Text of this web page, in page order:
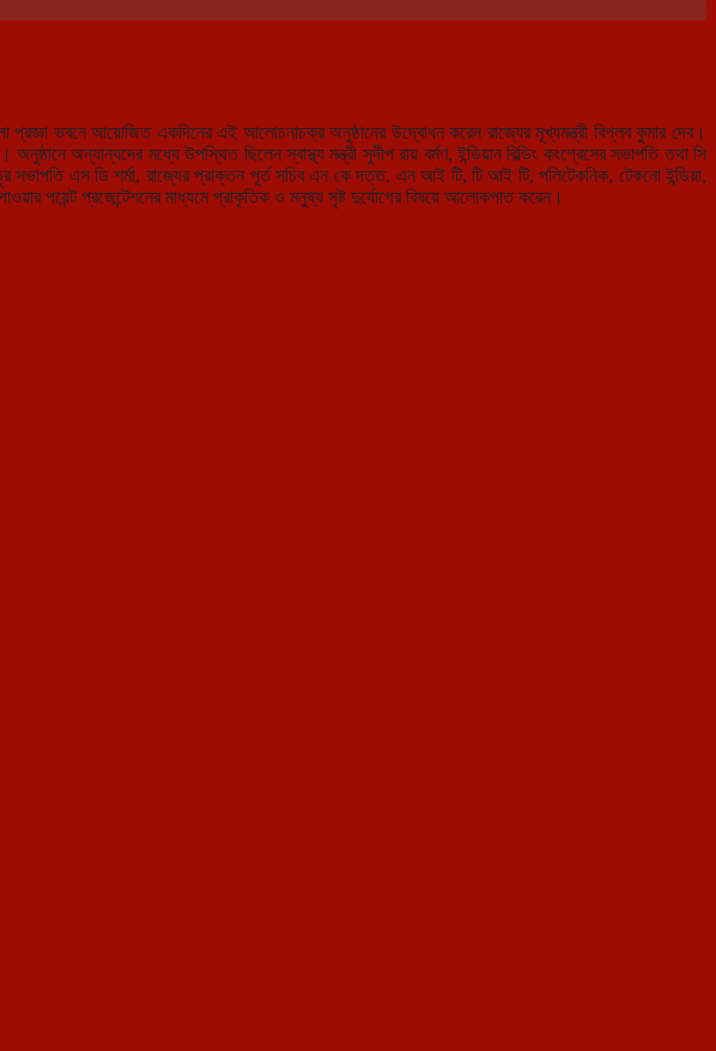
ভবনে আয়োজিত একদিনের এই আলোচনাচক্র অনুষ্ঠানের উদ্বোধন করেন রাজ্যের মূখ্যমন্ত্রী বিপ্লব কুমার দেব।
অন্যান্যদের মধ্যে উপস্থিত ছিলেন স্বাস্থ্য মন্ত্রী সুদীপ রায় বর্মণ, ইন্ডিয়ান বিল্ডিং কংগ্রেসের সভাপতি তথা সি
সভাপতি এস ডি শর্মা, রাজ্যের প্রাক্তন পূর্ত সচিব এন কে দত্ত, এন আই টি, টি আই টি, পলিটেকনিক, টেকনো ইন্ডিয়া,
পয়েন্ট প্রজেন্টেশনের মাধ্যমে প্রাকৃতিক ও মনুষ্য সৃষ্ট দুর্যোগের বিষয়ে আলোকপাত করেন।